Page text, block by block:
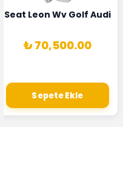
Sensörü Bosch
Seat Leon Wv Golf Audi
₺ 70,500.00
Sepete Ekle